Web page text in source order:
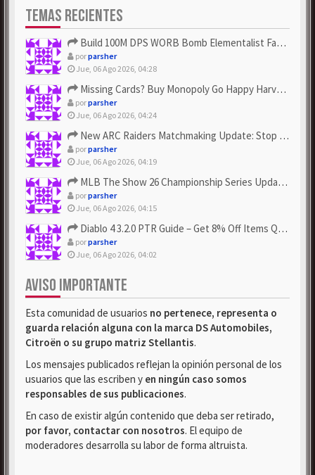
TEMAS RECIENTES
Build 100M DPS WORB Bomb Elementalist Fast - Grab POE Curren...
porparsher
Jue, 06 Ago 2026, 04:28
Missing Cards? Buy Monopoly Go Happy Harvest with Looney Tun...
porparsher
Jue, 06 Ago 2026, 04:24
New ARC Raiders Matchmaking Update: Stop Failed - Grab Bluep...
porparsher
Jue, 06 Ago 2026, 04:19
MLB The Show 26 Championship Series Update! Get Cheap & ...
porparsher
Jue, 06 Ago 2026, 04:15
Diablo 4 3.2.0 PTR Guide – Get 8% Off Items Quickly to Test ...
porparsher
Jue, 06 Ago 2026, 04:02
AVISO IMPORTANTE
Esta comunidad de usuarios no pertenece, representa o
guarda relación alguna con la marca DS Automobiles,
Citroën o su grupo matriz Stellantis.
Los mensajes publicados reflejan la opinión personal de los
usuarios que las escriben y en ningún caso somos
responsables de sus publicaciones.
En caso de existir algún contenido que deba ser retirado,
por favor, contactar con nosotros. El equipo de
moderadores desarrolla su labor de forma altruista.